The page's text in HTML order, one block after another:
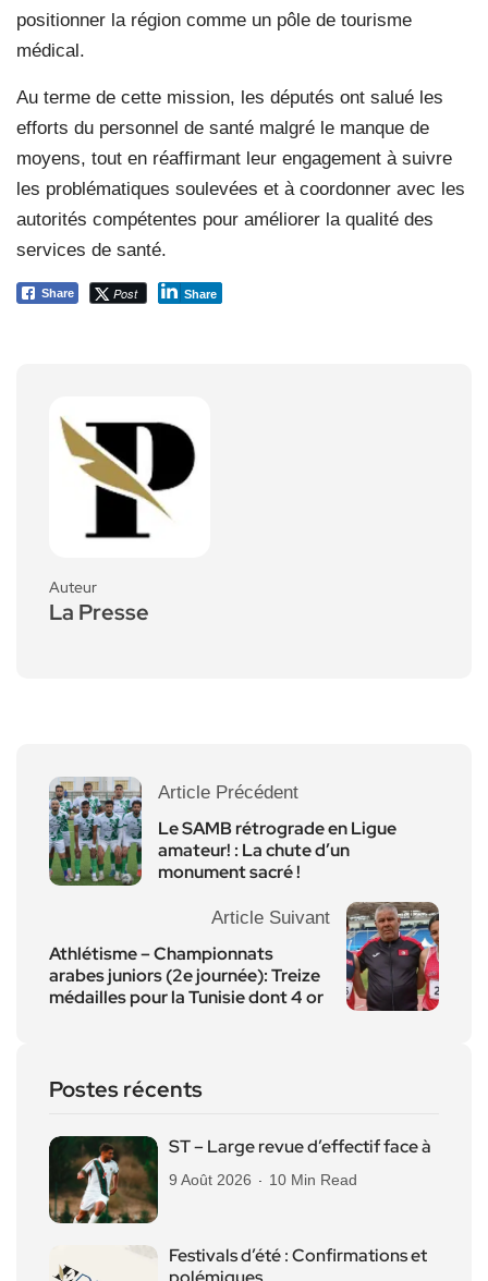
positionner la région comme un pôle de tourisme
médical.
Au terme de cette mission, les députés ont salué les
efforts du personnel de santé malgré le manque de
moyens, tout en réaffirmant leur engagement à suivre
les problématiques soulevées et à coordonner avec les
autorités compétentes pour améliorer la qualité des
services de santé.
Share Post Share
Auteur
La Presse
Article Précédent
Le SAMB rétrograde en Ligue
amateur! : La chute d’un
monument sacré !
Article Suivant
Athlétisme – Championnats
arabes juniors (2e journée): Treize
médailles pour la Tunisie dont 4 or
Postes récents
ST – Large revue d’effectif face à
9 Août 2026 10 Min Read
Festivals d’été : Confirmations et